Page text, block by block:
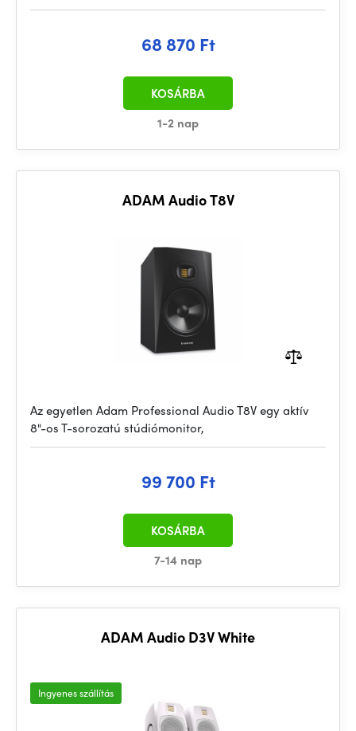
68 870 Ft
1-2 nap
KOSÁRBA
ADAM Audio T8V
Az egyetlen Adam Professional Audio T8V egy aktív
8"-os T-sorozatú stúdiómonitor,
99 700 Ft
7-14 nap
KOSÁRBA
ADAM Audio D3V White
Ingyenes szállítás